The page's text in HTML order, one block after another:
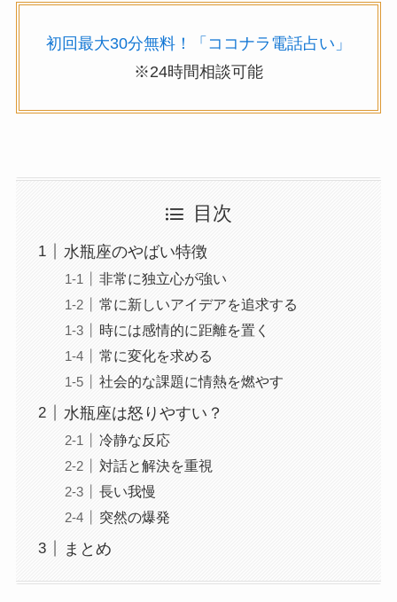
初回最大30分無料！「ココナラ電話占い」
※24時間相談可能
目次
水瓶座のやばい特徴
非常に独立心が強い
常に新しいアイデアを追求する
時には感情的に距離を置く
常に変化を求める
社会的な課題に情熱を燃やす
水瓶座は怒りやすい？
冷静な反応
対話と解決を重視
長い我慢
突然の爆発
まとめ